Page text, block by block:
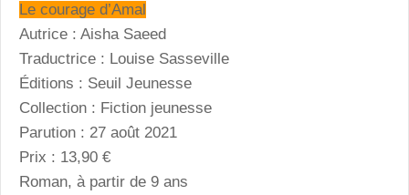
Le courage d’Amal
Autrice : Aisha Saeed
Traductrice : Louise Sasseville
Éditions : Seuil Jeunesse
Collection : Fiction jeunesse
Parution : 27 août 2021
Prix : 13,90 €
Roman, à partir de 9 ans